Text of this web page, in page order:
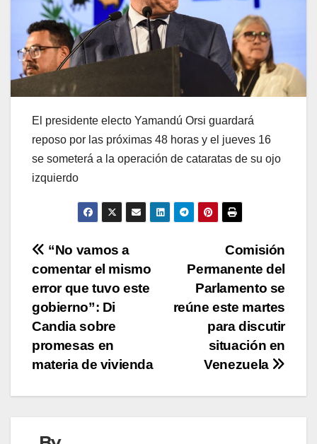
El presidente electo Yamandú Orsi guardará
reposo por las próximas 48 horas y el jueves 16
se someterá a la operación de cataratas de su ojo
izquierdo
Navegación
de
entradas
Comisión
Permanente del
Parlamento se
reúne este martes
para discutir
situación en
Venezuela
“No vamos a
comentar el mismo
error que tuvo este
gobierno”: Di
Candia sobre
promesas en
materia de vivienda